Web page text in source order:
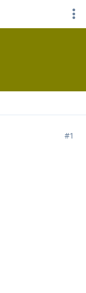
#1